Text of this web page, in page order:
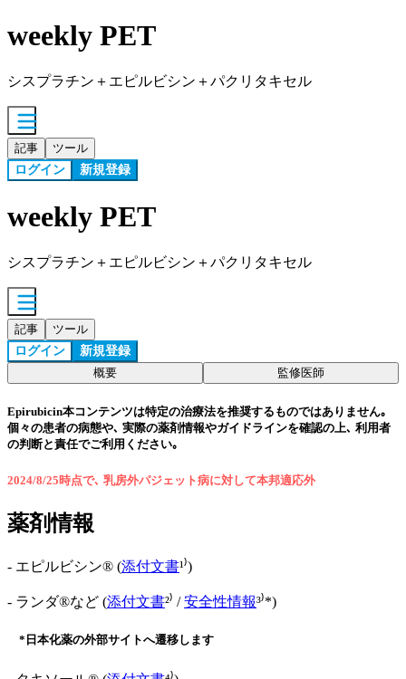
weekly PET
シスプラチン＋エピルビシン＋パクリタキセル
記事 ツール
ログイン 新規登録
weekly PET
シスプラチン＋エピルビシン＋パクリタキセル
記事 ツール
ログイン 新規登録
概要 監修医師
Epirubicin本コンテンツは特定の治療法を推奨するものではありません｡
個々の患者の病態や､ 実際の薬剤情報やガイドラインを確認の上､ 利用者
の判断と責任でご利用ください｡
2024/8/25時点で､ 乳房外パジェット病に対して本邦適応外
薬剤情報
- エピルビシン® (添付文書¹⁾)
- ランダ®など (添付文書²⁾ /安全性情報³⁾*)
*日本化薬の外部サイトへ遷移します